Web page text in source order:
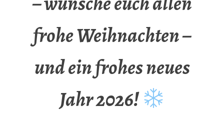
frohe Weihnachten –
und ein frohes neues
Jahr 2026!